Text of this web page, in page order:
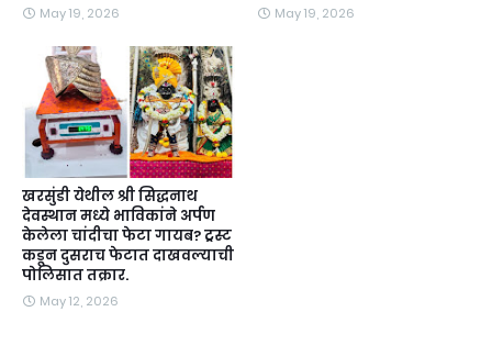
May 19, 2026 May 19, 2026
खरसुंडी येथील श्री सिद्धनाथ
देवस्थान मध्ये भाविकांने अर्पण
केलेला चांदीचा फेटा गायब? ट्रस्ट
कडून दुसराच फेटात दाखवल्याची
पोलिसात तक्रार.
May 12, 2026